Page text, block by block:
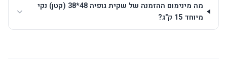
מה מינימום ההזמנה של שקית גופיה 48*38 (קטן) נקי
מיוחד 15 ק"ג?